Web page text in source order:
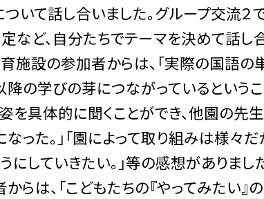
いて話し合いました。グループ交流２
など、自分たちでテーマを決めて話し
施設の参加者からは、「実際の国語の
の学びの芽につながっているというこ
を具体的に聞くことができ、他園の先
なった。」「園によって取り組みは様々
にしていきたい。」等の感想がありまし
は、「こどもたちの『やってみたい』